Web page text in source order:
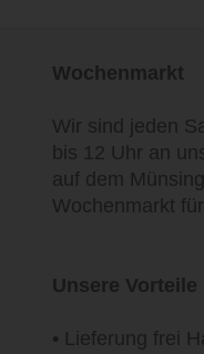
Wochenmarkt
Wir sind jeden
bis 12 Uhr an
auf dem
Wochenmarkt
Unsere Vorteile
• Lieferung frei